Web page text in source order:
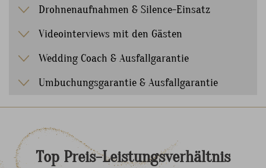
Drohnenaufnahmen & Silence-Einsatz
Videointerviews mit den Gästen
Wedding Coach & Ausfallgarantie
Umbuchungsgarantie & Ausfallgarantie
Top Preis-Leistungsverhältnis